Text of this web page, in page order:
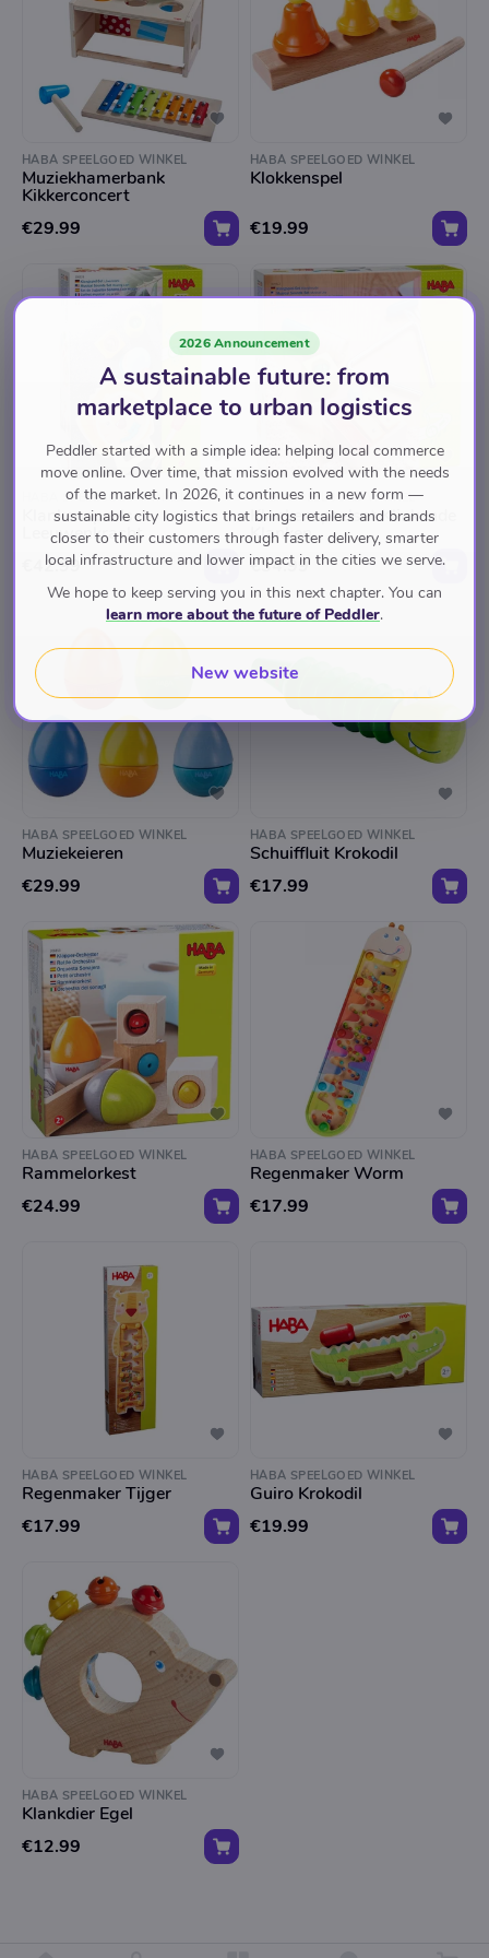
HABA SPEELGOED WINKEL
Muziekhamerbank
Kikkerconcert
€29.99
HABA SPEELGOED WINKEL
Klokkenspel
€19.99
HABA SPEELGOED WINKEL
Klankenspeelset
Leeuwenkracht
€42.99
HABA SPEELGOED WINKEL
Klankenspeelset Klinkende
Klanken
€34.99
HABA SPEELGOED WINKEL
Muziekeieren
€29.99
HABA SPEELGOED WINKEL
Schuiffluit Krokodil
€17.99
HABA SPEELGOED WINKEL
Rammelorkest
€24.99
HABA SPEELGOED WINKEL
Regenmaker Worm
€17.99
HABA SPEELGOED WINKEL
Regenmaker Tijger
€17.99
HABA SPEELGOED WINKEL
Guiro Krokodil
€19.99
HABA SPEELGOED WINKEL
Klankdier Egel
€12.99
2026 Announcement
A sustainable future: from
marketplace to urban logistics
Peddler started with a simple idea: helping local commerce
move online. Over time, that mission evolved with the needs
of the market. In 2026, it continues in a new form —
sustainable city logistics that brings retailers and brands
closer to their customers through faster delivery, smarter
local infrastructure and lower impact in the cities we serve.
We hope to keep serving you in this next chapter. You can
learn more about the future of Peddler.
New website